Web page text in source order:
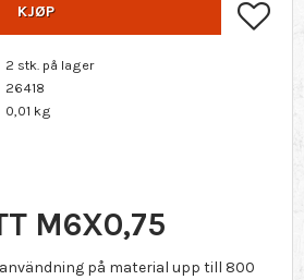
KJØP
2 stk. på lager
26418
0,01 kg
M6X0,75
användning på material upp till 800